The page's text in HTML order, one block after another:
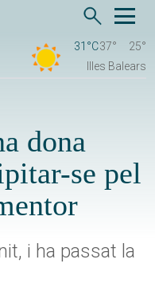
31°C37°
25°
Illes Balears
dona
se pel
i ha passat la